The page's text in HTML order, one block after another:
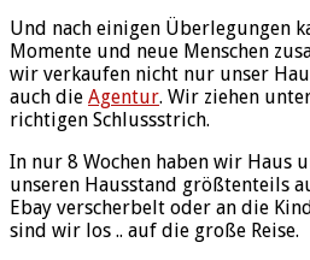
Und nach einigen Überlegungen
Momente und neue Menschen
wir verkaufen nicht nur unser
auch die Agentur. Wir ziehen
richtigen Schlussstrich.
In nur 8 Wochen haben wir Haus
unseren Hausstand größtenteils
Ebay verscherbelt oder an die
sind wir los .. auf die große Reise.